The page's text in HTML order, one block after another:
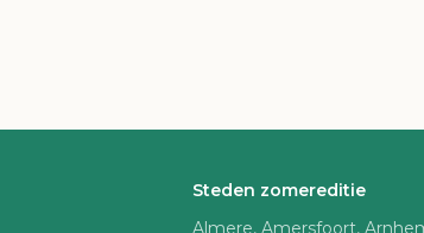
Steden zomereditie
Almere, Amersfoort,